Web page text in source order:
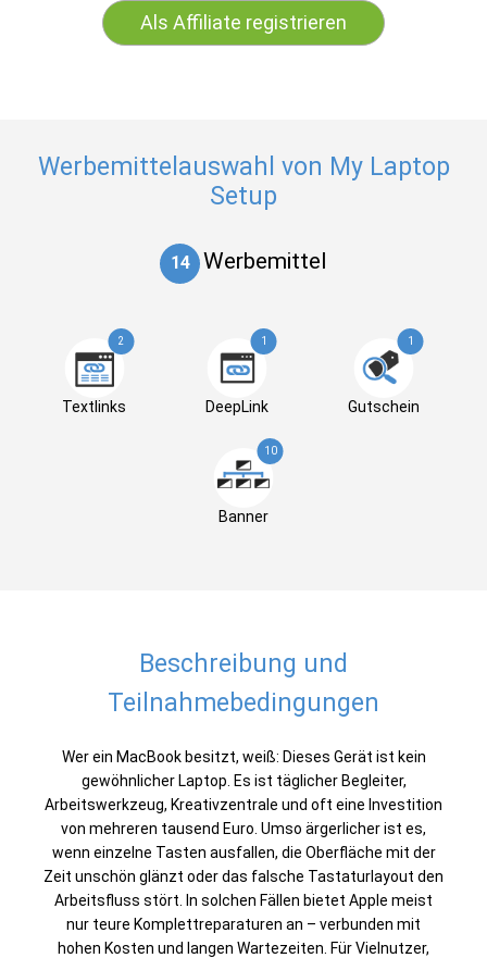
Als Affiliate registrieren
Werbemittelauswahl von My Laptop
Setup
14 Werbemittel
2
Textlinks
1
DeepLink
1
Gutschein
10
Banner
Beschreibung und
Teilnahmebedingungen
Wer ein MacBook besitzt, weiß: Dieses Gerät ist kein
gewöhnlicher Laptop. Es ist täglicher Begleiter,
Arbeitswerkzeug, Kreativzentrale und oft eine Investition
von mehreren tausend Euro. Umso ärgerlicher ist es,
wenn einzelne Tasten ausfallen, die Oberfläche mit der
Zeit unschön glänzt oder das falsche Tastaturlayout den
Arbeitsfluss stört. In solchen Fällen bietet Apple meist
nur teure Komplettreparaturen an – verbunden mit
hohen Kosten und langen Wartezeiten. Für Vielnutzer,